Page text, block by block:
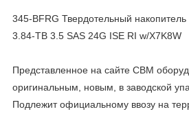
345-BFRG Твердотельный
3.84-TB 3.5 SAS 24G ISE RI w/X7K8W
Представленное на сайте CBM
оригинальным, новым, в заводской
Подлежит официальному ввозу на